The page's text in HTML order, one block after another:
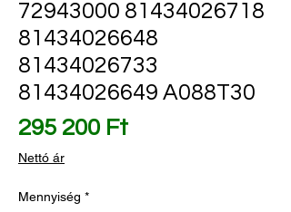
72943000 81434026718
81434026648
81434026733
81434026649 A088T30
295 200 FtÁr
Nettó ár
Mennyiség *